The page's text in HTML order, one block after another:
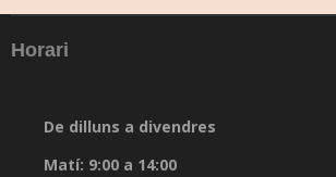
Horari
De dilluns a divendres
Matí: 9:00 a 14:00